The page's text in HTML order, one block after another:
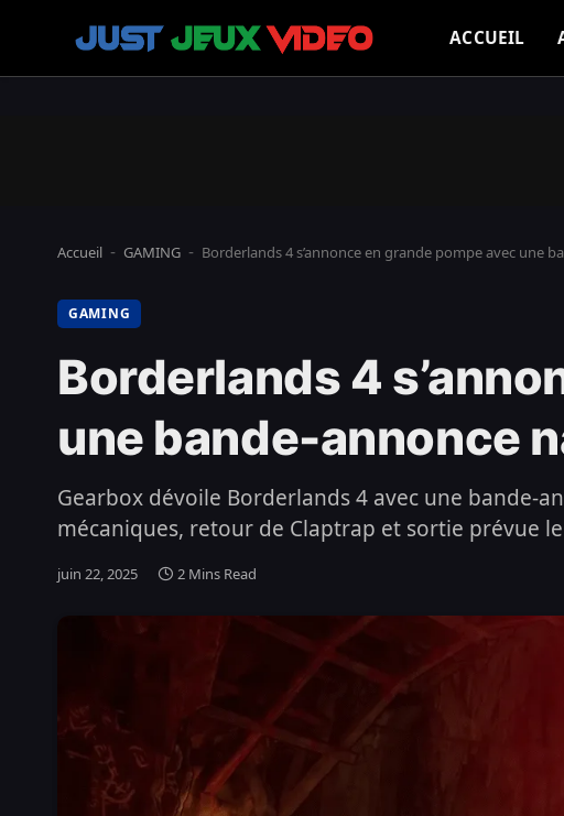
ACCUEIL
Accueil - GAMING - Borderlands 4 s’annonce en grande pompe avec une
GAMING
Borderlands 4
une bande-annonce
Gearbox dévoile Borderlands 4 avec une bande-
mécaniques, retour de Claptrap et sortie prévue le
juin 22, 2025 2 Mins Read